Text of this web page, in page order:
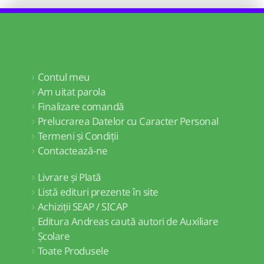
Contul meu
Am uitat parola
Finalizare comandă
Prelucrarea Datelor cu Caracter Personal
Termeni și Condiții
Contactează-ne
Livrare și Plată
Listă edituri prezente în site
Achiziții SEAP / SICAP
Editura Andreas caută autori de Auxiliare
Școlare
Toate Produsele